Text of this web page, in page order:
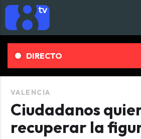
DIRECTO
VALENCIA
Ciudadanos
recuperar la